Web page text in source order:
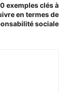
exemples clés à
en termes de
sociale